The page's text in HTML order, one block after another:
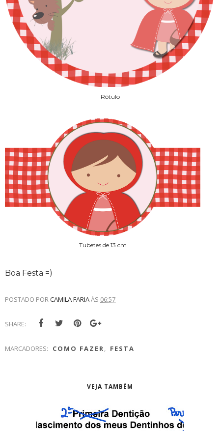
Rótulo
Tubetes de 13 cm
Boa Festa =)
POSTADO PORCAMILA FARIAÀS 06:57
SHARE:
MARCADORES: COMO FAZER, FESTA
VEJA TAMBÉM